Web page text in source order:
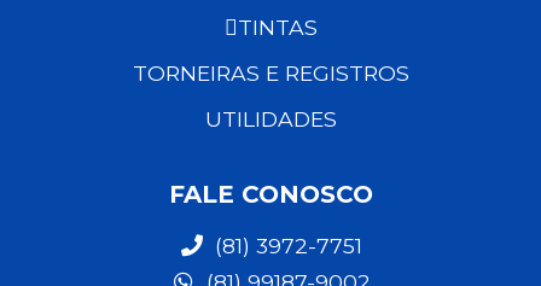
TINTAS
TORNEIRAS E REGISTROS
UTILIDADES
FALE CONOSCO
(81) 3972-7751